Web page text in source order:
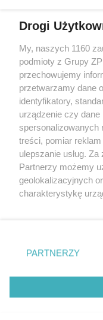
Żaden utwór
rozpowszechniany lub
(w tym także
eksploatacji w
Internecie bez pisemnej
lub wykorzystanie
prawa, tzn. bez
może być ścigane prawnie.
Drogi
My, naszych 1160
podmioty z Grupy
przechowujemy
przetwarzamy dane
identyfikatory,
urządzenie czy dane
spersonalizowanych
treści, pomiar
ulepszanie usług.
Partnerzy możemy
geolokalizacyjnych
charakterystykę
zmienić/wycofać
znajdujący się w
rodzaje
użytkownika, ale
przetwarzaniu.
PARTNERZY